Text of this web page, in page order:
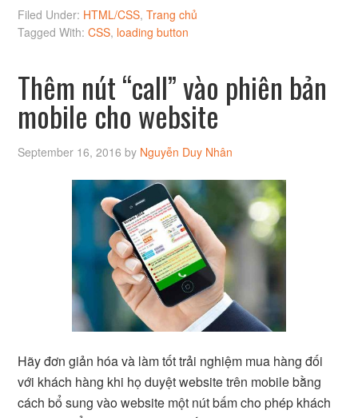
Filed Under: HTML/CSS,Trang chủ
Tagged With:CSS, loading button
Thêm nút “call” vào phiên bản
mobile cho website
September 16, 2016 by Nguyễn Duy Nhân
Hãy đơn giản hóa và làm tốt trải nghiệm mua hàng đối
với khách hàng khi họ duyệt website trên mobile bằng
cách bổ sung vào website một nút bấm cho phép khách